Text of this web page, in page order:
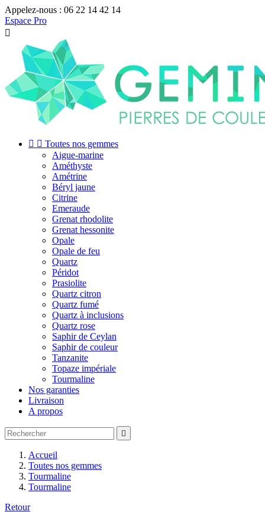
Appelez-nous : 06 22 14 42 14
Espace Pro

  Toutes nos gemmes
Aigue-marine
Améthyste
Amétrine
Béryl jaune
Citrine
Emeraude
Grenat rhodolite
Grenat hessonite
Opale
Opale de feu
Quartz
Péridot
Prasiolite
Quartz citron
Quartz fumé
Quartz à inclusions
Quartz rose
Saphir de Ceylan
Saphir de couleur
Tanzanite
Topaze impériale
Tourmaline
Nos garanties
Livraison
A propos

Accueil
Toutes nos gemmes
Tourmaline
Tourmaline
Retour